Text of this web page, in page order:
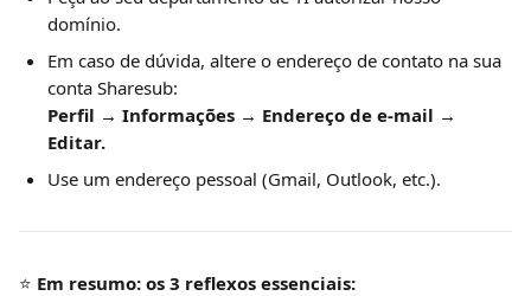
domínio.
Em caso de dúvida, altere o endereço de contato na sua
conta Sharesub:
Perfil → Informações → Endereço de e-mail →
Editar.
Use um endereço pessoal (Gmail, Outlook, etc.).
⭐️ Em resumo: os 3 reflexos essenciais: